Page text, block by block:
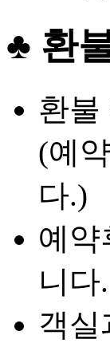
♣ 환
환불
(예
다.)
예약
니다.
객실